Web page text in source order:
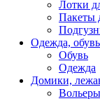
Лотки
Пакеты
Одежда, обувь
Обувь
Одежда
Домики,